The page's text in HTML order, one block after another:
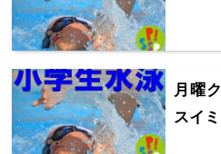
月曜
スイ